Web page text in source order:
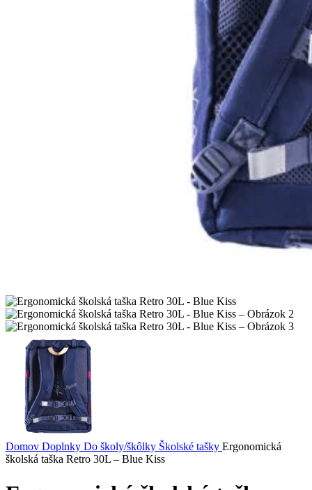
Domov Doplnky Do školy/škôlky Školské tašky Ergonomická
školská taška Retro 30L – Blue Kiss